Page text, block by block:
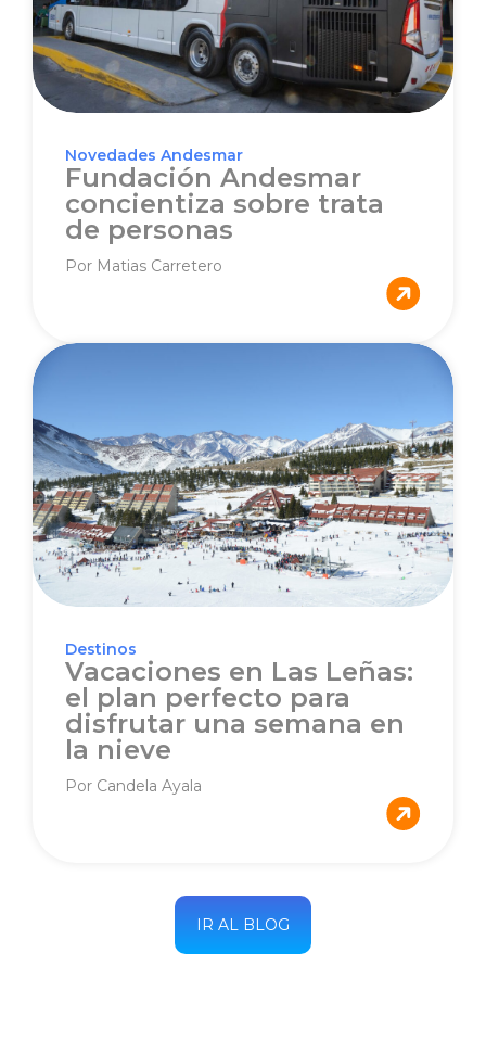
Novedades Andesmar
Fundación Andesmar
concientiza sobre trata
de personas
Por Matias Carretero
Destinos
Vacaciones en Las Leñas:
el plan perfecto para
disfrutar una semana en
la nieve
Por Candela Ayala
IR AL BLOG